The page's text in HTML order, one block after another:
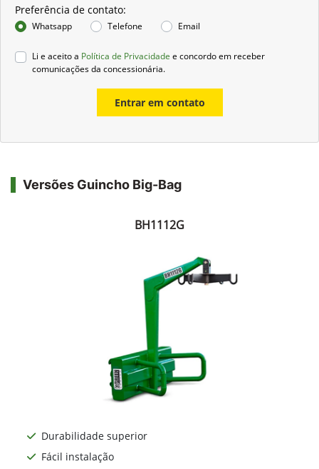
Preferência de contato:
Whatsapp Telefone Email
Li e aceito a Política de Privacidade e concordo em receber
comunicações da concessionária.
Entrar em contato
Versões Guincho Big-Bag
BH1112G
Durabilidade superior
Fácil instalação